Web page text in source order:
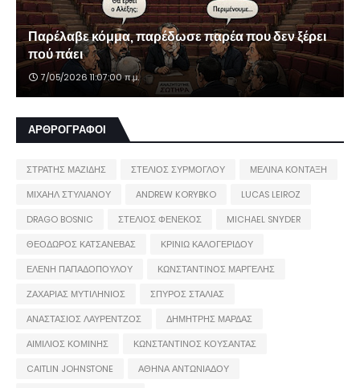
Παρέλαβε κόμμα, παρέδωσε παρέα που δεν ξέρει
πού πάει
7/05/2026 11:07:00 π.μ.
ΑΡΘΡΟΓΡΑΦΟΙ
ΣΤΡΑΤΗΣ ΜΑΖΙΔΗΣ ΣΤΕΛΙΟΣ ΣΥΡΜΟΓΛΟΥ
ΜΕΛΙΝΑ ΚΟΝΤΑΞΗ
ΜΙΧΑΗΛ ΣΤΥΛΙΑΝΟΥ
ANDREW KORYBKO
LUCAS LEIROZ
DRAGO BOSNIC
ΣΤΕΛΙΟΣ ΦΕΝΕΚΟΣ
MICHAEL SNYDER
ΘΕΟΔΩΡΟΣ ΚΑΤΣΑΝΕΒΑΣ
ΚΡΙΝΙΩ ΚΑΛΟΓΕΡΙΔΟΥ
ΕΛΕΝΗ ΠΑΠΑΔΟΠΟΥΛΟΥ
ΚΩΝΣΤΑΝΤΙΝΟΣ ΜΑΡΓΕΛΗΣ
ΖΑΧΑΡΙΑΣ ΜΥΤΙΛΗΝΙΟΣ
ΣΠΥΡΟΣ ΣΤΑΛΙΑΣ
ΑΝΑΣΤΑΣΙΟΣ ΛΑΥΡΕΝΤΖΟΣ
ΔΗΜΗΤΡΗΣ ΜΑΡΔΑΣ
ΑΙΜΙΛΙΟΣ ΚΟΜΙΝΗΣ
ΚΩΝΣΤΑΝΤΙΝΟΣ ΚΟΥΣΑΝΤΑΣ
CAITLIN JOHNSTONE
ΑΘΗΝΑ ΑΝΤΩΝΙΑΔΟΥ